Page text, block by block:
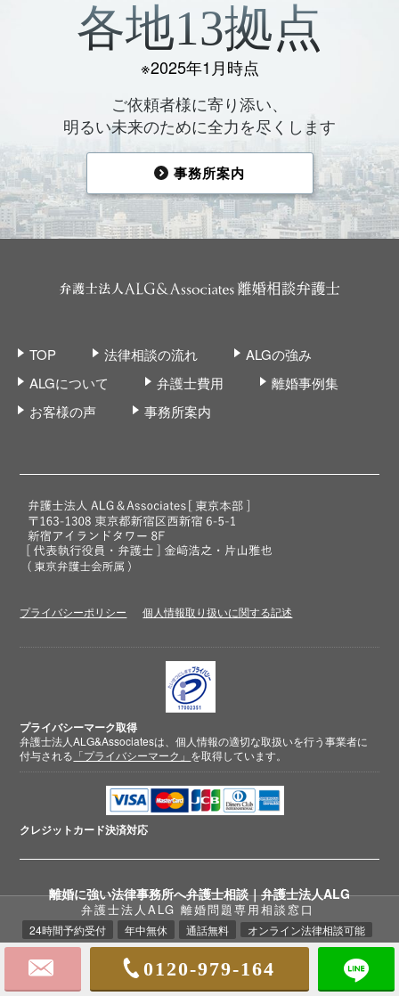
離婚に強い法律事務所へ弁護士相談｜弁護士法人ALG
各地13拠点
※2025年1月時点
ご依頼者様に寄り添い、
明るい未来のために全力を尽くします
事務所案内
TOP 法律相談の流れ
ALGの強み
ALGについて
弁護士費用
離婚事例集
お客様の声
事務所案内
プライバシーポリシー 個人情報取り扱いに関する記述
プライバシーマーク取得
弁護士法人ALG&Associatesは、個人情報の適切な取扱いを行う事業者に
付与される 「プライバシーマーク」 を取得しています。
クレジットカード決済対応
© 2018-2026 弁護士法人ALG&Associates
弁護士法人ALG 離婚問題専用相談窓口
24時間予約受付 年中無休 通話無料 オンライン法律相談可能
0120-979-164